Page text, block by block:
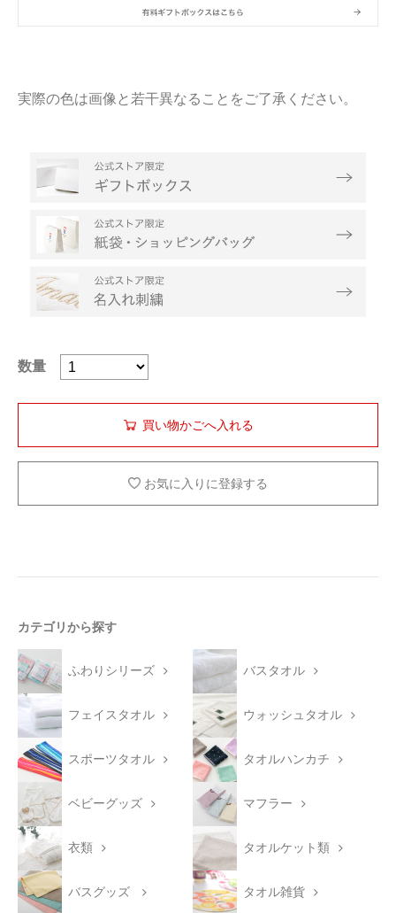
実際の色は画像と若干異なることをご了承ください。
数量
お気に入りに登録する
カテゴリから探す
ふわりシリーズ バスタオル
フェイスタオル ウォッシュタオル
スポーツタオル タオルハンカチ
ベビーグッズ マフラー
衣類 タオルケット類
バスグッズ タオル雑貨